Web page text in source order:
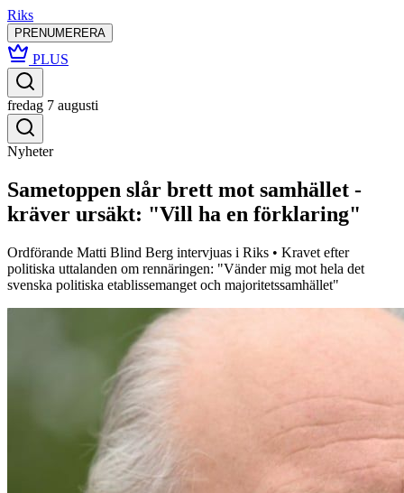
Riks
PRENUMERERA
PLUS
fredag 7 augusti
Nyheter
Sametoppen slår brett mot samhället -
kräver ursäkt: "Vill ha en förklaring"
Ordförande Matti Blind Berg intervjuas i Riks • Kravet efter
politiska uttalanden om rennäringen: "Vänder mig mot hela det
svenska politiska etablissemanget och majoritetssamhället"